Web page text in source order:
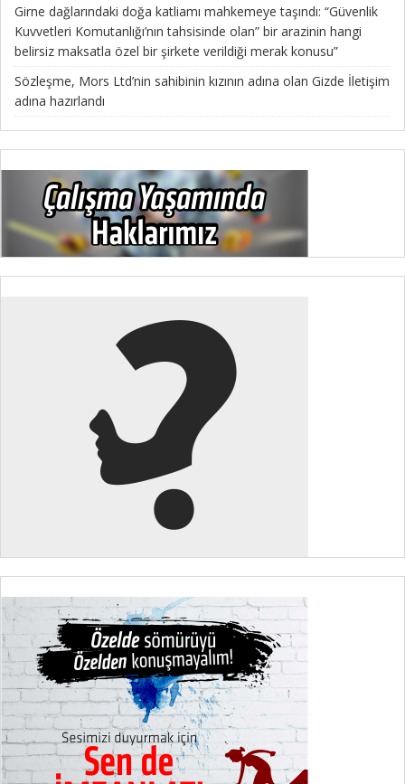
Girne dağlarındaki doğa katliamı mahkemeye taşındı: “Güvenlik
Kuvvetleri Komutanlığı’nın tahsisinde olan” bir arazinin hangi
belirsiz maksatla özel bir şirkete verildiği merak konusu”
Sözleşme, Mors Ltd’nin sahibinin kızının adına olan Gizde İletişim
adına hazırlandı